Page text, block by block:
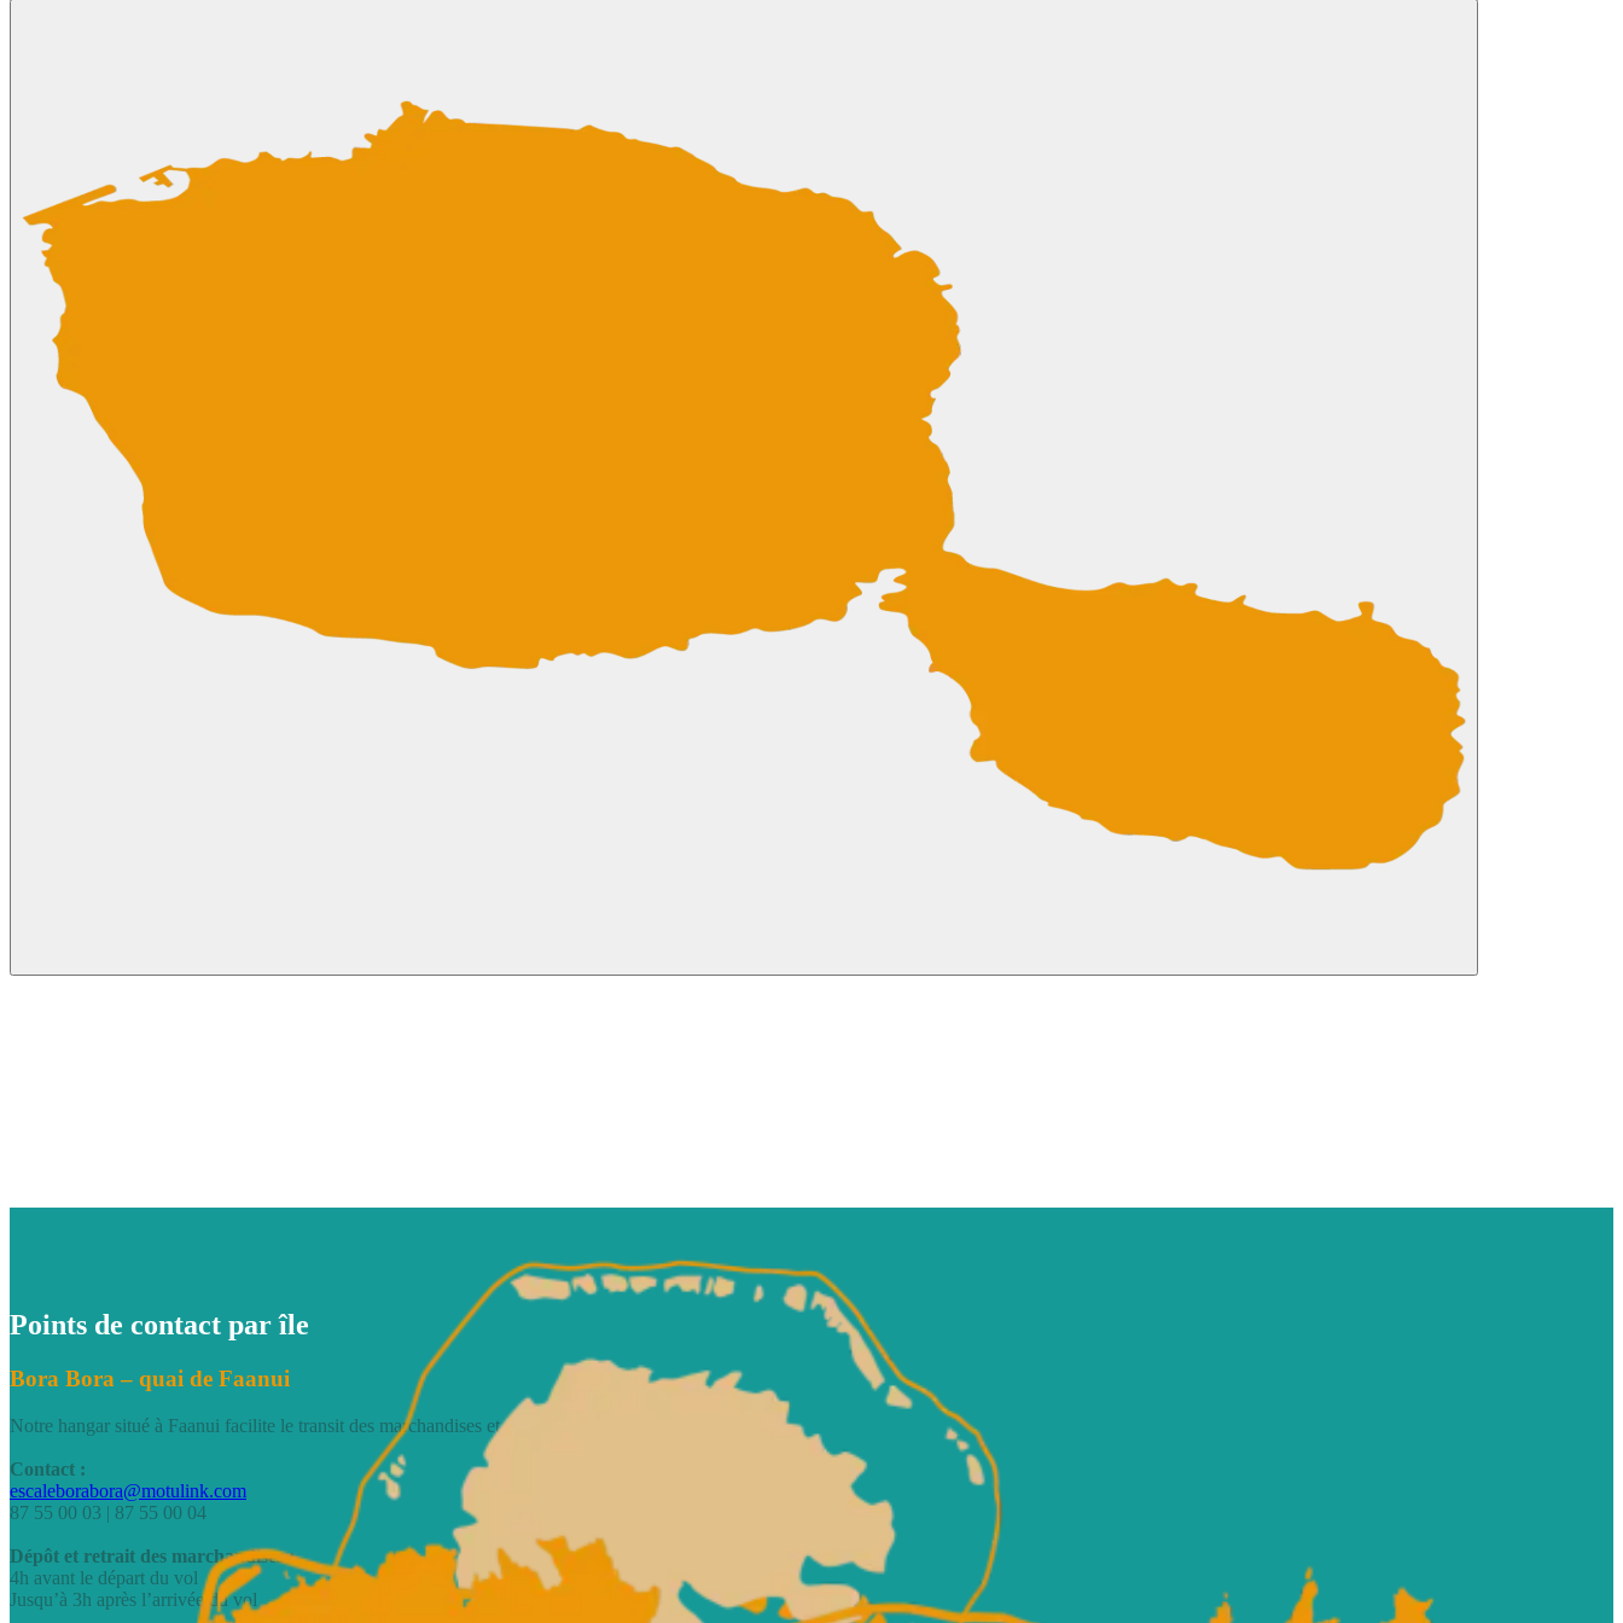
Points de contact par île
Bora Bora – quai de Faanui
Notre hangar situé à Faanui facilite le transit des marchandises et colis pour Bora Bora.
Contact :
escaleborabora@motulink.com
87 55 00 03 | 87 55 00 04
Dépôt et retrait des marchandises :
4h avant le départ du vol
Jusqu’à 3h après l’arrivée du vol